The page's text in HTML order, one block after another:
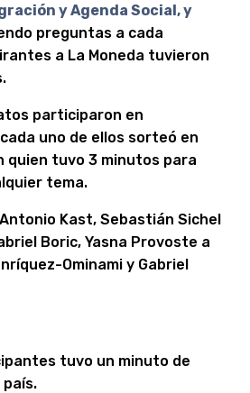
y Agenda Social, y
preguntas a cada
a La Moneda tuvieron
participaron en
uno de ellos sorteó en
quien tuvo 3 minutos para
tema.
Kast, Sebastián Sichel
Boric, Yasna Provoste a
Ominami y Gabriel
tuvo un minuto de